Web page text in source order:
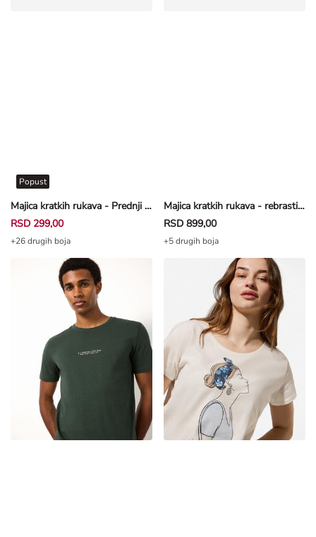
Majica kratkih rukava - Prednji otisak - prljavobela
Popust
RSD 299,00
+26 drugih boja
Majica kratkih rukava - rebrasti materijal - svetložuta
RSD 899,00
+5 drugih boja